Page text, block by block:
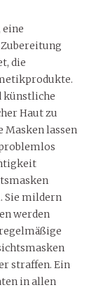
eine
Zubereitung
die
künstliche
Haut zu
Masken lassen
Sie mildern
werden
straffen. Ein
in allen